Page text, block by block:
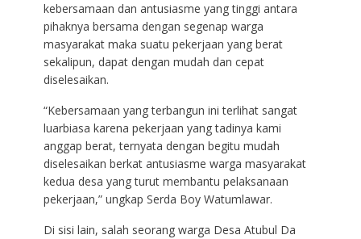
kebersamaan dan antusiasme yang tinggi antara
pihaknya bersama dengan segenap warga
masyarakat maka suatu pekerjaan yang berat
sekalipun, dapat dengan mudah dan cepat
diselesaikan.
“Kebersamaan yang terbangun ini terlihat sangat
luarbiasa karena pekerjaan yang tadinya kami
anggap berat, ternyata dengan begitu mudah
diselesaikan berkat antusiasme warga masyarakat
kedua desa yang turut membantu pelaksanaan
pekerjaan,” ungkap Serda Boy Watumlawar.
Di sisi lain, salah seorang warga Desa Atubul Da